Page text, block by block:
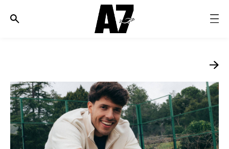
موضة وجمال
ثقافة
ديسكوفري
مجوهرات وساعات
مستقبل